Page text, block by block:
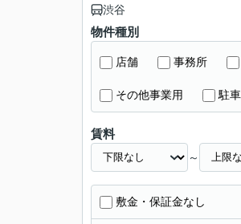
渋谷
物件種別
店舗 事務所
その他事業用 駐
賃料
～
敷金・保証金なし